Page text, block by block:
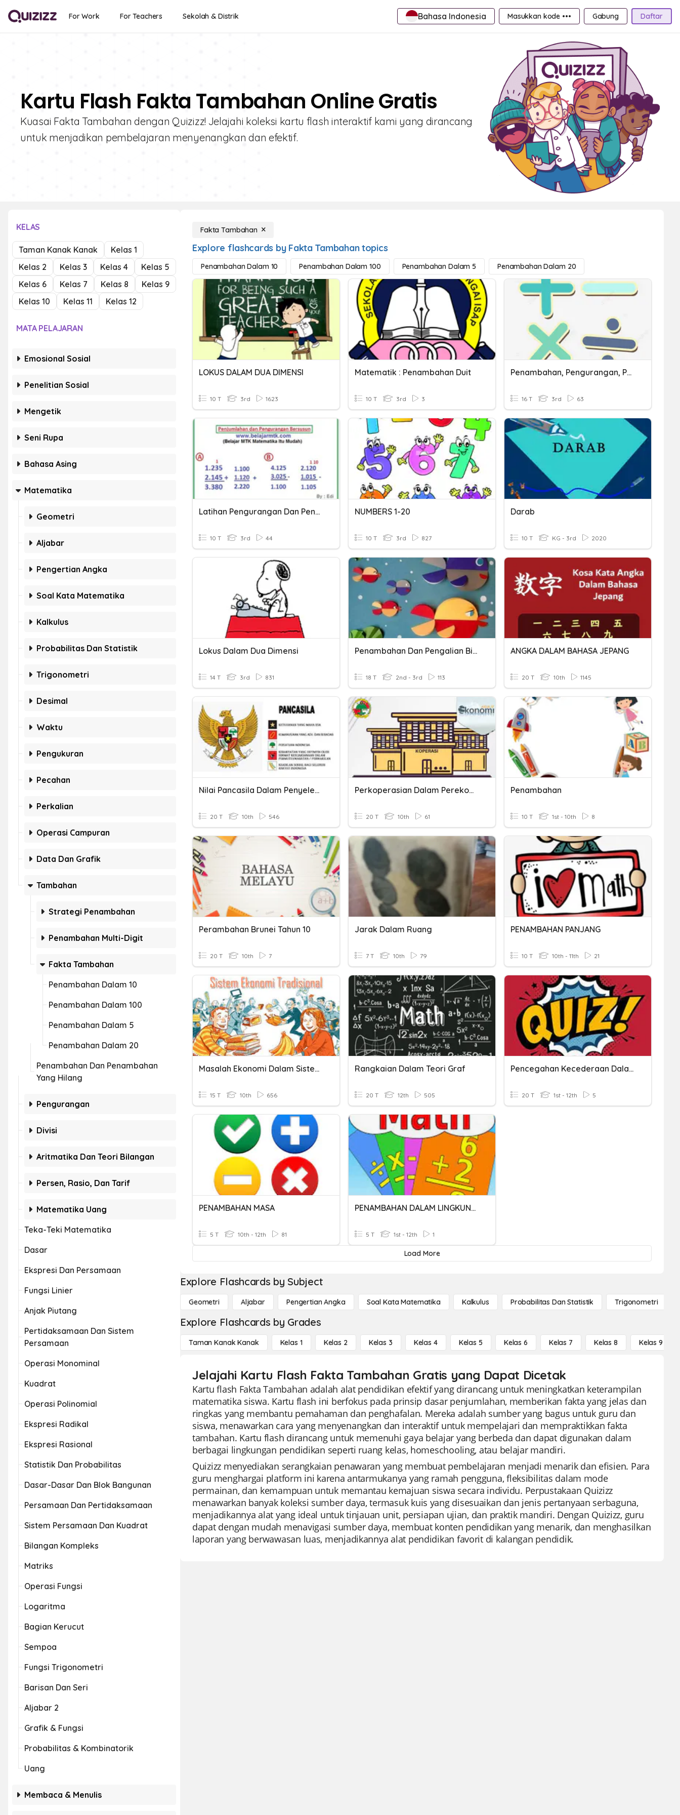
For Work For Teachers Sekolah & Distrik Bahasa Indonesia Masukkan kode ••• Gabung Daftar
Kartu Flash Fakta Tambahan Online Gratis
Kuasai Fakta Tambahan dengan Quizizz! Jelajahi koleksi kartu flash interaktif kami yang dirancang
untuk menjadikan pembelajaran menyenangkan dan efektif.
KELAS
Taman Kanak Kanak
Kelas 1
Kelas 2
Kelas 3 Kelas 4
Kelas 5
Kelas 6
Kelas 7 Kelas 8
Kelas 9
Kelas 10
Kelas 11 Kelas 12
MATA PELAJARAN
Emosional Sosial
Penelitian Sosial
Mengetik
Seni Rupa
Bahasa Asing
Matematika
Geometri
Aljabar
Pengertian Angka
Soal Kata Matematika
Kalkulus
Probabilitas Dan Statistik
Trigonometri
Desimal
Waktu
Pengukuran
Pecahan
Perkalian
Operasi Campuran
Data Dan Grafik
Tambahan
Strategi Penambahan
Penambahan Multi-Digit
Fakta Tambahan
Penambahan Dalam 10
Penambahan Dalam 100
Penambahan Dalam 5
Penambahan Dalam 20
Penambahan Dan Penambahan
Yang Hilang
Pengurangan
Divisi
Aritmatika Dan Teori Bilangan
Persen, Rasio, Dan Tarif
Matematika Uang
Teka-Teki Matematika
Dasar
Ekspresi Dan Persamaan
Fungsi Linier
Anjak Piutang
Pertidaksamaan Dan Sistem
Persamaan
Operasi Monominal
Kuadrat
Operasi Polinomial
Ekspresi Radikal
Ekspresi Rasional
Statistik Dan Probabilitas
Dasar-Dasar Dan Blok Bangunan
Persamaan Dan Pertidaksamaan
Sistem Persamaan Dan Kuadrat
Bilangan Kompleks
Matriks
Operasi Fungsi
Logaritma
Bagian Kerucut
Sempoa
Fungsi Trigonometri
Barisan Dan Seri
Aljabar 2
Grafik & Fungsi
Probabilitas & Kombinatorik
Uang
Membaca & Menulis
Fakta Tambahan
Explore flashcards by Fakta Tambahan topics
Penambahan Dalam 10 Penambahan Dalam 100 Penambahan Dalam 5 Penambahan Dalam 20
LOKUS DALAM DUA DIMENSI
10 T 3rd 1623
Matematik : Penambahan Duit
10 T 3rd 3
Penambahan, Pengurangan, Perkalian Dan Penambahan
16 T 3rd 63
Latihan Pengurangan Dan Penambahan Bilangan
10 T 3rd 44
NUMBERS 1-20
10 T 3rd 827
Darab
10 T KG - 3rd 2020
Lokus Dalam Dua Dimensi
14 T 3rd 831
Penambahan Dan Pengalian Bilangan Satuan
18 T 2nd - 3rd 113
ANGKA DALAM BAHASA JEPANG
20 T 10th 1145
Nilai Pancasila Dalam Penyelenggaraan Negara
20 T 10th 546
Perkoperasian Dalam Perekonomian Indonesia
20 T 10th 61
Penambahan
10 T 1st - 10th 8
Perambahan Brunei Tahun 10
20 T 10th 7
Jarak Dalam Ruang
7 T 10th 79
PENAMBAHAN PANJANG
10 T 10th - 11th 21
Masalah Ekonomi Dalam Sistem Ekonomi
15 T 10th 656
Rangkaian Dalam Teori Graf
20 T 12th 505
Pencegahan Kecederaan Dalam Sukan (19/05/2021)
20 T 1st - 12th 5
PENAMBAHAN MASA
5 T 10th - 12th 81
PENAMBAHAN DALAM LINGKUNGAN 10 000
5 T 1st - 12th 1
Load More
Explore Flashcards by Subject
Geometri Aljabar Pengertian Angka Soal Kata Matematika Kalkulus Probabilitas Dan Statistik Trigonometri
Explore Flashcards by Grades
Taman Kanak Kanak Kelas 1 Kelas 2 Kelas 3 Kelas 4 Kelas 5 Kelas 6 Kelas 7 Kelas 8 Kelas 9
Jelajahi Kartu Flash Fakta Tambahan Gratis yang Dapat Dicetak
Kartu flash Fakta Tambahan adalah alat pendidikan efektif yang dirancang untuk meningkatkan keterampilan
matematika siswa. Kartu flash ini berfokus pada prinsip dasar penjumlahan, memberikan fakta yang jelas dan
ringkas yang membantu pemahaman dan penghafalan. Mereka adalah sumber yang bagus untuk guru dan
siswa, menawarkan cara yang menyenangkan dan interaktif untuk mempelajari dan mempraktikkan fakta
tambahan. Kartu flash dirancang untuk memenuhi gaya belajar yang berbeda dan dapat digunakan dalam
berbagai lingkungan pendidikan seperti ruang kelas, homeschooling, atau belajar mandiri.
Quizizz menyediakan serangkaian penawaran yang membuat pembelajaran menjadi menarik dan efisien. Para
guru menghargai platform ini karena antarmukanya yang ramah pengguna, fleksibilitas dalam mode
permainan, dan kemampuan untuk memantau kemajuan siswa secara individu. Perpustakaan Quizizz
menawarkan banyak koleksi sumber daya, termasuk kuis yang disesuaikan dan jenis pertanyaan serbaguna,
menjadikannya alat yang ideal untuk tinjauan unit, persiapan ujian, dan praktik mandiri. Dengan Quizizz, guru
dapat dengan mudah menavigasi sumber daya, membuat konten pendidikan yang menarik, dan menghasilkan
laporan yang berwawasan luas, menjadikannya alat pendidikan favorit di kalangan pendidik.